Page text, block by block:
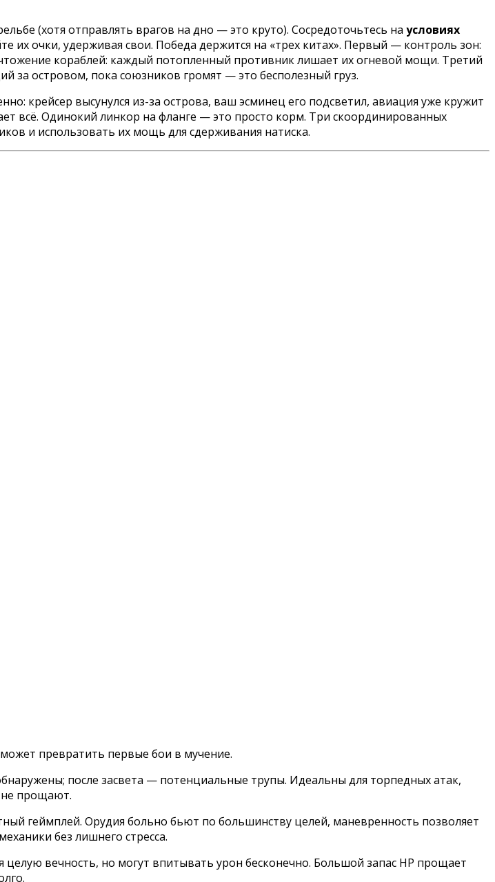
(хотя отправлять врагов на дно — это круто). Сосредоточьтесь на условиях
их очки, удерживая свои. Победа держится на «трех китах». Первый — контроль зон:
кораблей: каждый потопленный противник лишает их огневой мощи. Третий
за островом, пока союзников громят — это бесполезный груз.
крейсер высунулся из-за острова, ваш эсминец его подсветил, авиация уже кружит
всё. Одинокий линкор на фланге — это просто корм. Три скоординированных
и использовать их мощь для сдерживания натиска.
превратить первые бои в мучение.
после засвета — потенциальные трупы. Идеальны для торпедных атак,
не прощают.
геймплей. Орудия больно бьют по большинству целей, маневренность позволяет
без лишнего стресса.
вечность, но могут впитывать урон бесконечно. Большой запас HP прощает